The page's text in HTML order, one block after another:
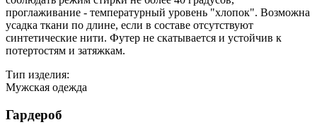
проглаживание - температурный уровень "хлопок". Возможна
усадка ткани по длине, если в составе отсутствуют
синтетические нити. Футер не скатывается и устойчив к
потертостям и затяжкам.
Тип изделия:
Мужская одежда
Гардероб